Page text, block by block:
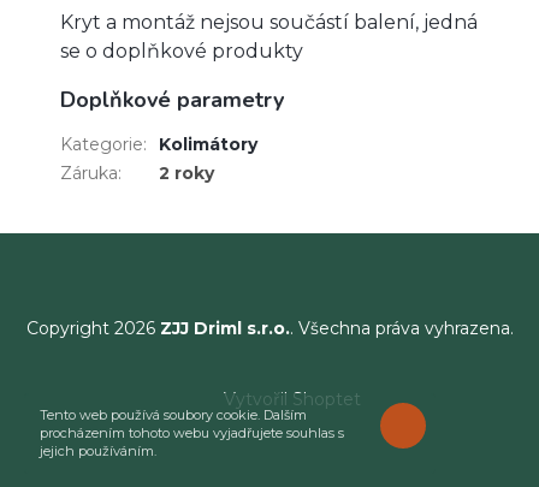
Tento web používá soubory cookie. Dalším
procházením tohoto webu vyjadřujete souhlas s
jejich používáním.
ROZUMÍM
Kryt a montáž nejsou součástí balení, jedná
se o doplňkové produkty
Doplňkové parametry
Kategorie:
Kolimátory
Záruka: 2 roky
Copyright 2026 ZJJ Driml s.r.o.. Všechna práva vyhrazena.
Vytvořil Shoptet